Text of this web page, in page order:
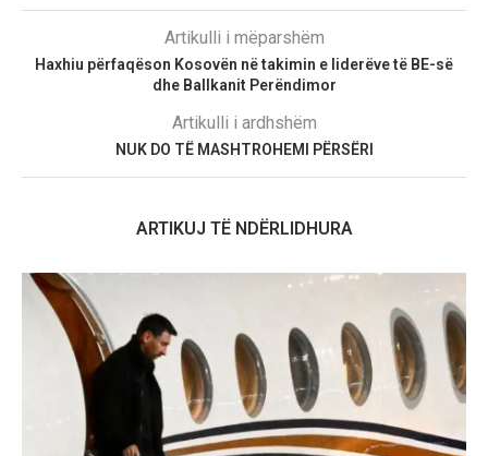
Artikulli i mëparshëm
Haxhiu përfaqëson Kosovën në takimin e liderëve të BE-së
dhe Ballkanit Perëndimor
Artikulli i ardhshëm
NUK DO TË MASHTROHEMI PËRSËRI
ARTIKUJ TË NDËRLIDHURA